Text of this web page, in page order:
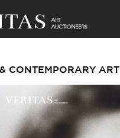
CONTEMPORARY ART